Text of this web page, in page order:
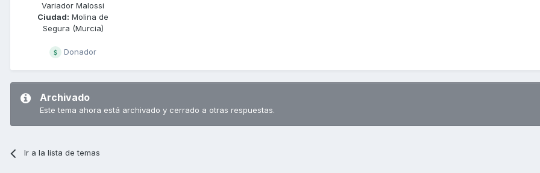
Variador Malossi
Ciudad: Molina de
Segura (Murcia)
Donador
Archivado
Este tema ahora está archivado y cerrado a otras respuestas.
Ir a la lista de temas